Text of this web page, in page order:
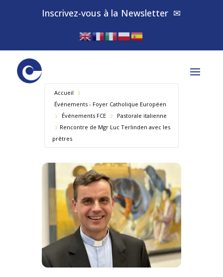
Inscrivez-vous à la Newsletter ✉
Accueil
Événements - Foyer Catholique Européen
Év​énements FCE
Pastorale italienne
Rencontre de Mgr Luc Terlinden avec les
prêtres